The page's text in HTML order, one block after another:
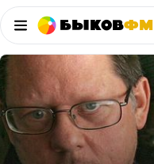
БыковФМ